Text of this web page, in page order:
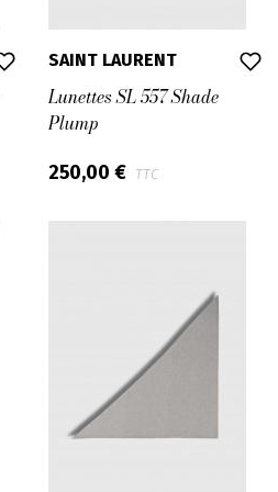
SAINT LAURENT
Lunettes SL 557 Shade
Plump
250,00 € TTC